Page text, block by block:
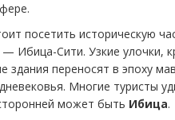
посетить историческую
Ибица-Сити. Узкие улочки,
здания переносят в эпоху
Многие туристы
может быть Ибица.